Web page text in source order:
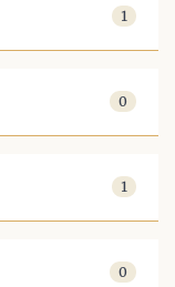
1
0
1
0